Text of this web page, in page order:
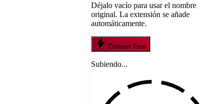
Déjalo vacío para usar el nombre
original. La extensión se añade
automáticamente.
Convert Free
Subiendo...